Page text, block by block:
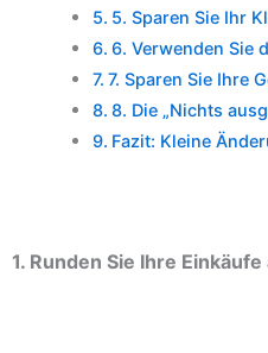
5. Sparen Sie Ihr
6. Verwenden Sie
7. Sparen Sie Ihre
8. Die „Nichts
Fazit: Kleine
1. Runden Sie Ihre Einkäufe